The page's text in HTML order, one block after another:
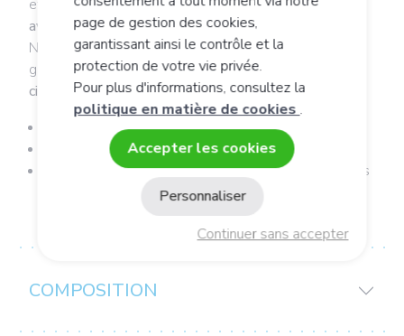
et choisies pour leurorigine humaineet leursimilarité
avec celles naturellement retrouvées dans la flore
Notre expertise enmicrobiologienous permet de
garantir lasurvie des bactéries jusqu'aux
cibles
auxquelles ellesadhèrent pour agir.
Fabriqué en France
Synergie inspirée de la Nutrition Cellulaire Active
Souches d'origine humaine, naturellement présentes
COMPOSITION
page de gestion des cookies,
garantissant ainsi le contrôle et la
protection de votre vie privée.
Pour plus d'informations, consultez la
politique en matière de cookies .
Accepter les cookies
Continuer sans accepter
Personnaliser